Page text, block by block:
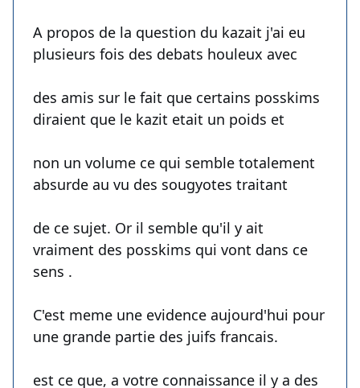
A propos de la question du kazait j'ai eu
plusieurs fois des debats houleux avec
des amis sur le fait que certains posskims
diraient que le kazit etait un poids et
non un volume ce qui semble totalement
absurde au vu des sougyotes traitant
de ce sujet. Or il semble qu'il y ait
vraiment des posskims qui vont dans ce
sens .
C'est meme une evidence aujourd'hui pour
une grande partie des juifs francais.
est ce que, a votre connaissance il y a des